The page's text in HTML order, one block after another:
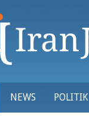
NEWS POLITIK